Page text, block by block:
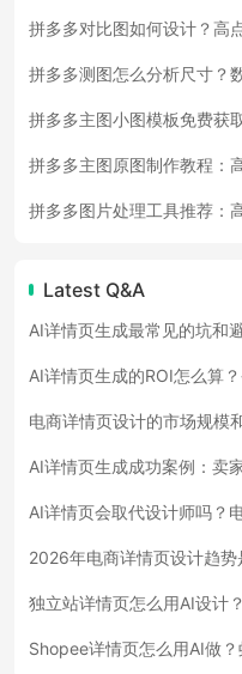
拼多多对比图如何设计？高
拼多多测图怎么分析尺寸？
拼多多主图小图模板免费获
拼多多主图原图制作教程：
拼多多图片处理工具推荐：
Latest Q&A
AI详情页生成最常见的坑和
AI详情页生成的ROI怎么算
电商详情页设计的市场规模
AI详情页生成成功案例：卖
AI详情页会取代设计师吗？
2026年电商详情页设计趋势
独立站详情页怎么用AI设计
Shopee详情页怎么用AI做